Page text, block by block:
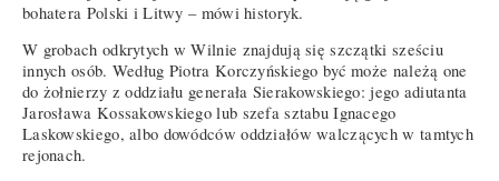
bohatera Polski i Litwy – mówi historyk.
W grobach odkrytych w Wilnie znajdują się szczątki sześciu
innych osób. Według Piotra Korczyńskiego być może należą one
do żołnierzy z oddziału generała Sierakowskiego: jego adiutanta
Jarosława Kossakowskiego lub szefa sztabu Ignacego
Laskowskiego, albo dowódców oddziałów walczących w tamtych
rejonach.